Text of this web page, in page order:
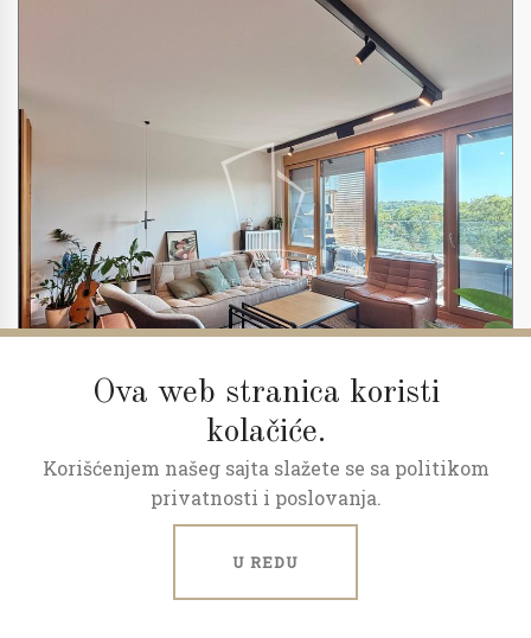
Ova web stranica koristi
kolačiće.
Korišćenjem našeg sajta slažete se sa politikom
privatnosti i poslovanja.
U REDU
3.0 86 m2 5/23
Skyline, kompletno opremljen